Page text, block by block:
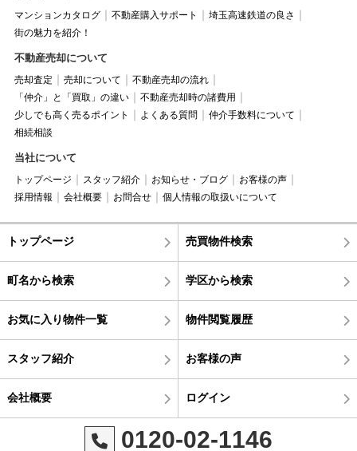
マンションカタログ 不動産購入サポート
埼玉高速鉄道の良さ
街の魅力を紹介！
不動産売却について
売却査定 売却について
不動産売却の流れ
「仲介」と「買取」の違い
不動産売却時の諸費用
少しでも高く売るポイント
よくある質問
仲介手数料について
相続相談
当社について
トップページ スタッフ紹介 お知らせ・ブログ
お客様の声
採用情報
会社概要 お問合せ 個人情報の取扱いについて
トップページ 売買物件検索
町名から検索 学区から検索
お気に入り物件一覧 物件閲覧履歴
スタッフ紹介 お客様の声
会社概要 ログイン
0120-02-1146